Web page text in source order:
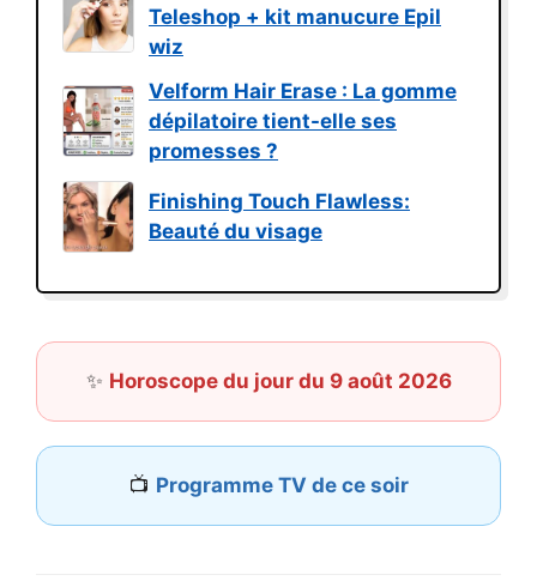
Teleshop + kit manucure Epil
wiz
Velform Hair Erase : La gomme
dépilatoire tient-elle ses
promesses ?
Finishing Touch Flawless:
Beauté du visage
✨ Horoscope du jour du 9 août 2026
📺 Programme TV de ce soir